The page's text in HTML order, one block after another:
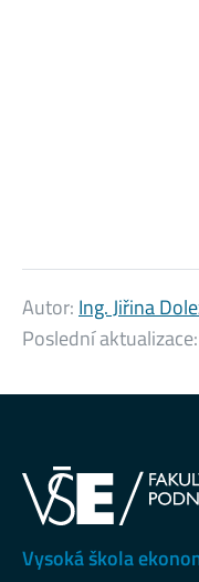
Autor: Ing. Jiřina
Poslední aktualizace:
Vysoká škola